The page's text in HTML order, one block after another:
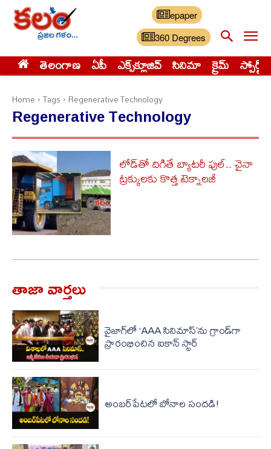
epaper
360 Degrees
తెలంగాణ ఏపీ ఎక్స్‌క్లూజివ్‌ సినిమా క్రైమ్ స్పోర్ట్స్
Home Tags Regenerative Technology
Regenerative Technology
లోడ్‌తో దిగితే బ్యాటరీ ఫుల్.. చైనా
ట్రక్కులకు కొత్త టెక్నాలజీ
తాజా వార్త‌లు
వైజాగ్‌లో ‘AAA సినిమాస్’ను గ్రాండ్‌గా
ప్రారంభించిన ఐకాన్ స్టార్
అంబర్‌పేటలో బోనాల సందడి!